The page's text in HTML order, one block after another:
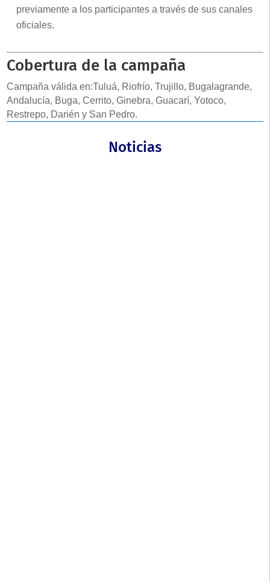
previamente a los participantes a través de sus canales
oficiales.
Cobertura de la campaña
Campaña válida en:Tuluá, Riofrío, Trujillo, Bugalagrande,
Andalucía, Buga, Cerrito, Ginebra, Guacarí, Yotoco,
Restrepo, Darién y San Pedro.
Noticias